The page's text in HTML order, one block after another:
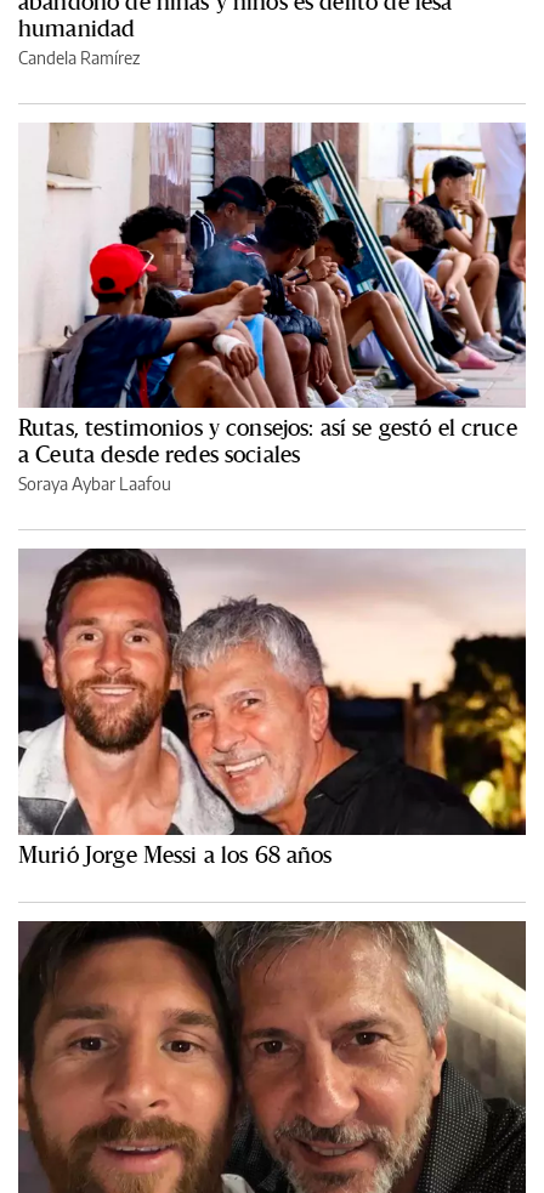
humanidad
Candela Ramírez
Rutas, testimonios y consejos: así se gestó el cruce
a Ceuta desde redes sociales
Soraya Aybar Laafou
Murió Jorge Messi a los 68 años